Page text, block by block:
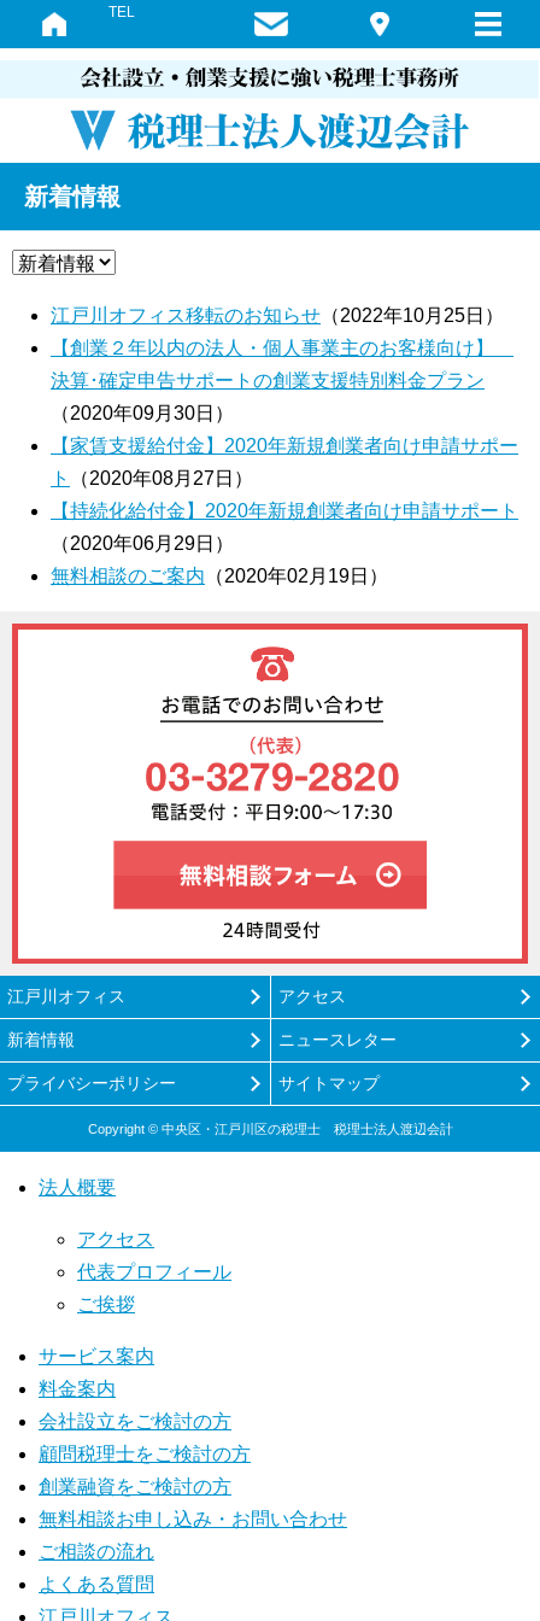
新着情報
江戸川オフィス移転のお知らせ （2022年10月25日）
【創業２年以内の法人・個人事業主のお客様向け】
決算･確定申告サポートの創業支援特別料金プラン
（2020年09月30日）
【家賃支援給付金】2020年新規創業者向け申請サポー
ト
（2020年08月27日）
【持続化給付金】2020年新規創業者向け申請サポート
（2020年06月29日）
無料相談のご案内 （2020年02月19日）
江戸川オフィス アクセス
新着情報 ニュースレター
プライバシーポリシー サイトマップ
Copyright © 中央区・江戸川区の税理士 税理士法人渡辺会計
TEL
法人概要
アクセス
代表プロフィール
ご挨拶
サービス案内
料金案内
会社設立をご検討の方
顧問税理士をご検討の方
創業融資をご検討の方
無料相談お申し込み・お問い合わせ
ご相談の流れ
よくある質問
江戸川オフィス